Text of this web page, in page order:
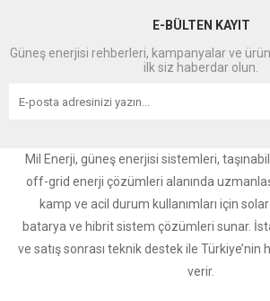
E-BÜLTEN KAYIT
Güneş enerjisi rehberleri, kampanyalar ve ürün
ilk siz haberdar olun.
Mil Enerji, güneş enerjisi sistemleri,
off-grid enerji çözümleri alanında
kamp ve acil durum kullanımları için
batarya ve hibrit sistem çözümleri sunar.
ve satış sonrası teknik destek ile Türkiye’nin
verir.